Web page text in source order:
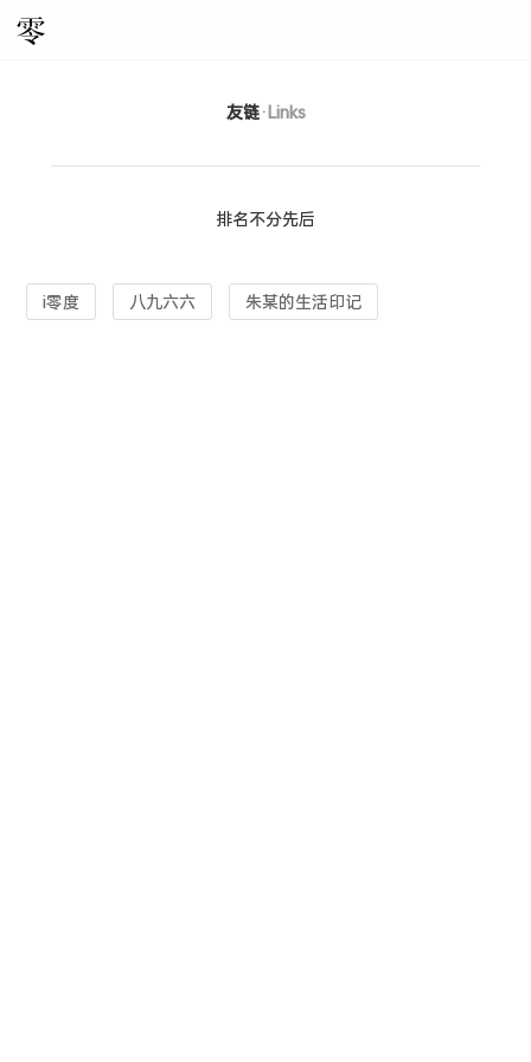
友链·Links
排名不分先后
i零度 八九六六 朱某的生活印记